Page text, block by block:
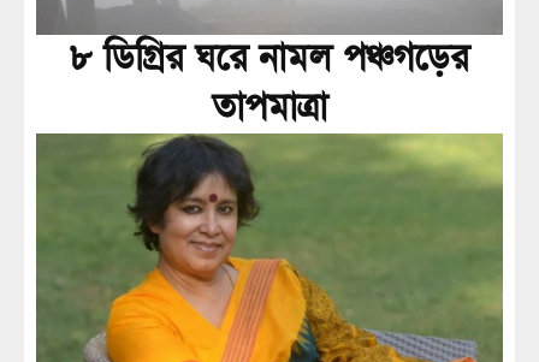
৮ ডিগ্রির ঘরে নামল পঞ্চগড়ের
তাপমাত্রা